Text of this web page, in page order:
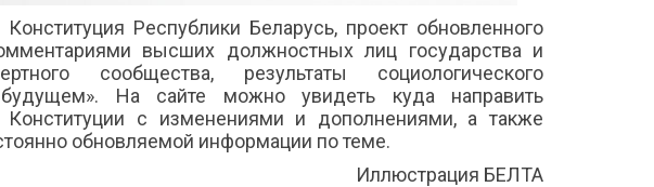
Республики Беларусь, проект обновленного
высших должностных лиц государства и
сообщества, результаты социологического
На сайте можно увидеть куда направить
с изменениями и дополнениями, а также
обновляемой информации по теме.
Иллюстрация БЕЛТА